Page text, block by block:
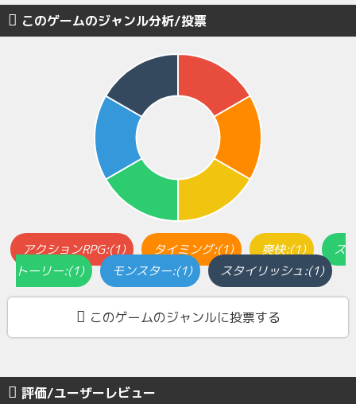
このゲームのジャンル分析/投票
アクションRPG:(1) タイミング:(1) 爽快:(1)
ス
トーリー:(1)
モンスター:(1) スタイリッシュ:(1)
このゲームのジャンルに投票する
評価/ユーザーレビュー